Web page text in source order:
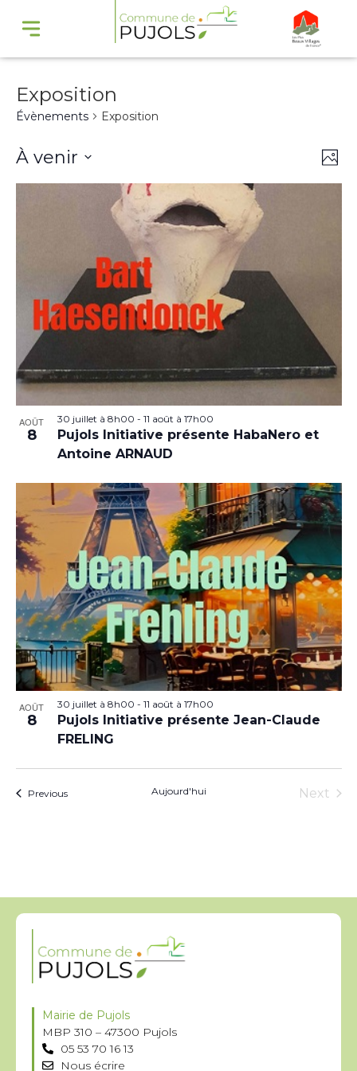
Exposition
Évènements Exposition
À venir
Select
AOÛT
8
30 juillet à 8h00 - 11 août à 17h00
Pujols Initiative présente HabaNero et
Antoine ARNAUD
AOÛT
8
30 juillet à 8h00 - 11 août à 17h00
Pujols Initiative présente Jean-Claude
FRELING
PreviousÉvènements Aujourd'hui Next
Mairie de Pujols
MBP 310 – 47300 Pujols
05 53 70 16 13
Nous écrire